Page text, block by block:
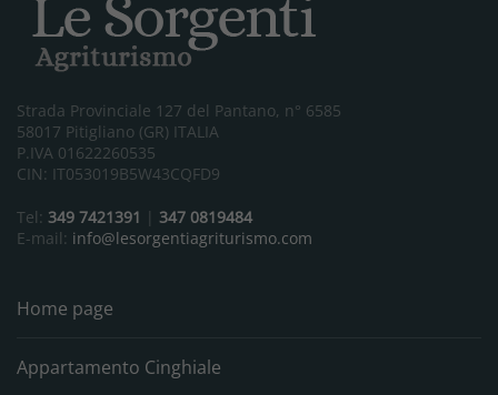
Strada Provinciale 127 del Pantano, n° 6585
58017 Pitigliano (GR) ITALIA
P.IVA 01622260535
CIN: IT053019B5W43CQFD9
Tel: 349 7421391 | 347 0819484
E-mail: info@lesorgentiagriturismo.com
Home page
Appartamento Cinghiale